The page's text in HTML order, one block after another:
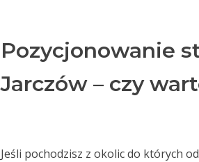
Pozycjonowanie
Jarczów – czy
Jeśli pochodzisz z okolic do których